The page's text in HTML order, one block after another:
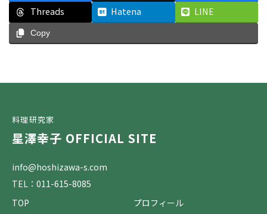
Threads
Hatena LINE
Copy
料理研究家
星澤幸子 OFFICIAL SITE
info@hoshizawa-s.com
TEL：011-615-8085
TOP
プロフィール